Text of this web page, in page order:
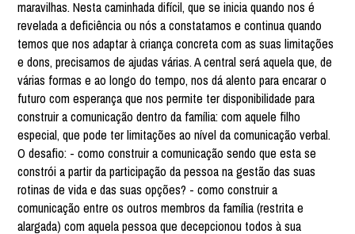
maravilhas. Nesta caminhada difícil, que se inicia quando nos é
revelada a deficiência ou nós a constatamos e continua quando
temos que nos adaptar à criança concreta com as suas limitações
e dons, precisamos de ajudas várias. A central será aquela que, de
várias formas e ao longo do tempo, nos dá alento para encarar o
futuro com esperança que nos permite ter disponibilidade para
construir a comunicação dentro da família: com aquele filho
especial, que pode ter limitações ao nível da comunicação verbal.
O desafio: - como construir a comunicação sendo que esta se
constrói a partir da participação da pessoa na gestão das suas
rotinas de vida e das suas opções? - como construir a
comunicação entre os outros membros da família (restrita e
alargada) com aquela pessoa que decepcionou todos à sua